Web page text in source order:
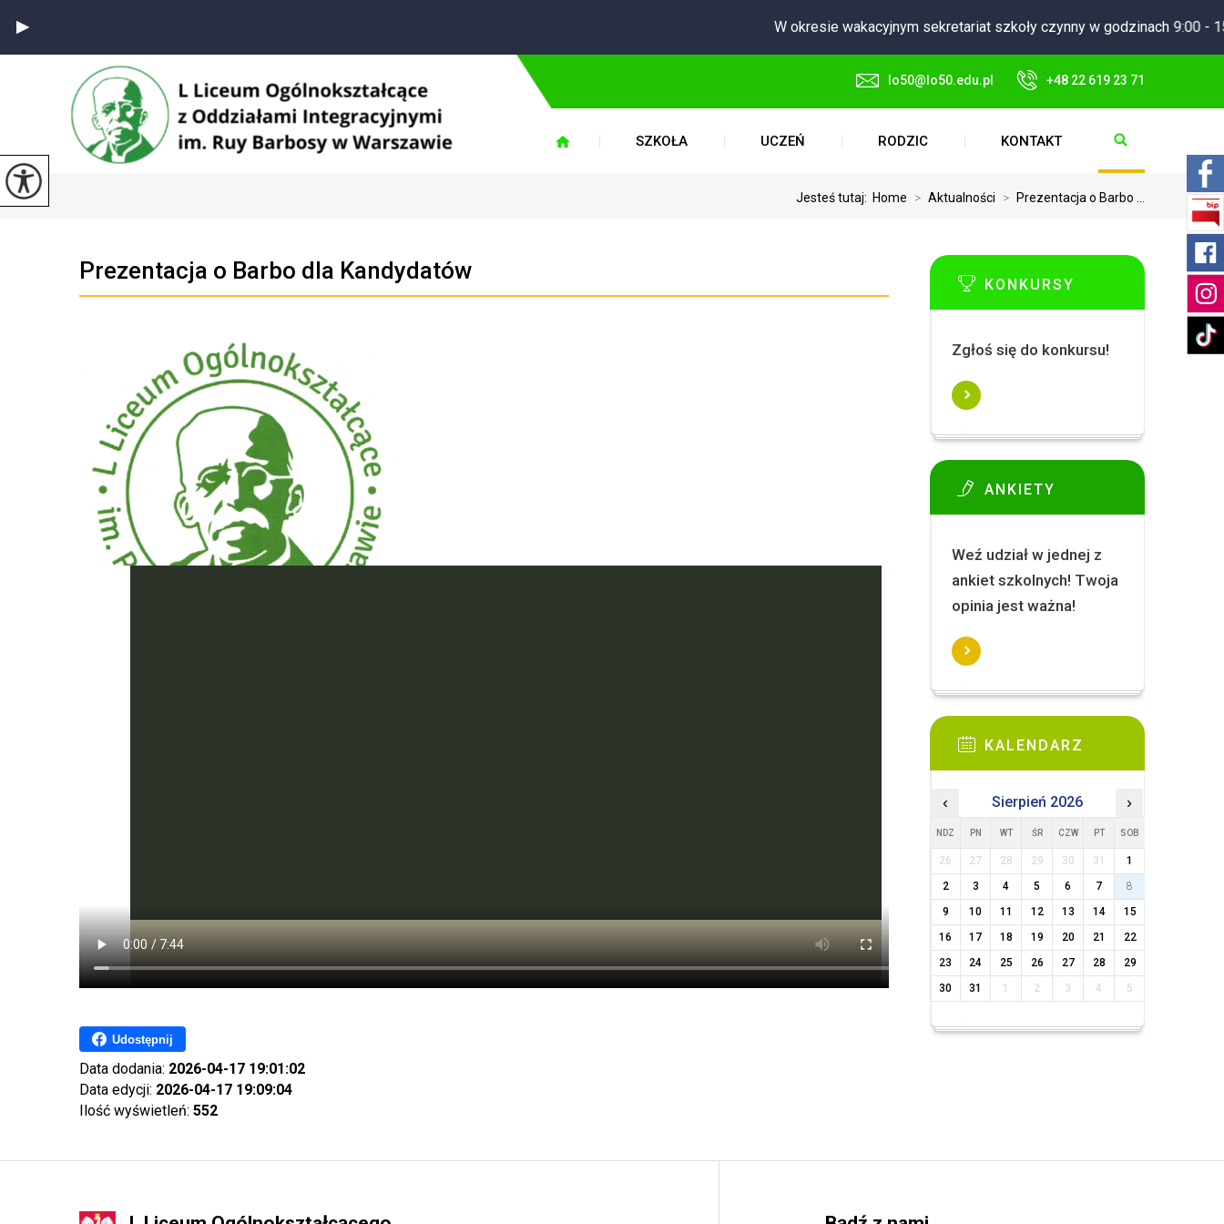
W okresie wakacyjnym sekretariat szkoły czynny w godzinach 9:00 -
lo50@lo50.edu.pl +48 22 619 23 71
SZKOŁA UCZEŃ RODZIC KONTAKT
Jesteś tutaj: Home > Aktualności > Prezentacja o Barbo ...
Prezentacja o Barbo dla Kandydatów
Udostępnij
Data dodania: 2026-04-17 19:01:02
Data edycji: 2026-04-17 19:09:04
Ilość wyświetleń: 552
KONKURSY
Zgłoś się do konkursu!
ANKIETY
Weź udział w jednej z
ankiet szkolnych! Twoja
opinia jest ważna!
KALENDARZ
‹ Sierpień 2026 ›
NDZ PN WT ŚR CZW PT SOB
26 27 28 29 30 31
1
2
3 4 5 6 7
8
9
10 11 12 13 14
15
16
17 18 19 20 21
22
23
24 25 26 27 28
29
30
31 1 2 3 4 5